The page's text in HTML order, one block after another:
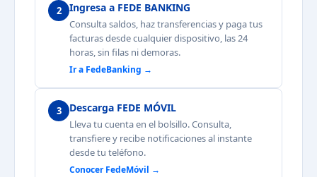
2 Ingresa a FEDE BANKING
Consulta saldos, haz transferencias y paga tus
facturas desde cualquier dispositivo, las 24
horas, sin filas ni demoras.
Ir a FedeBanking →
3 Descarga FEDE MÓVIL
Lleva tu cuenta en el bolsillo. Consulta,
transfiere y recibe notificaciones al instante
desde tu teléfono.
Conocer FedeMóvil →